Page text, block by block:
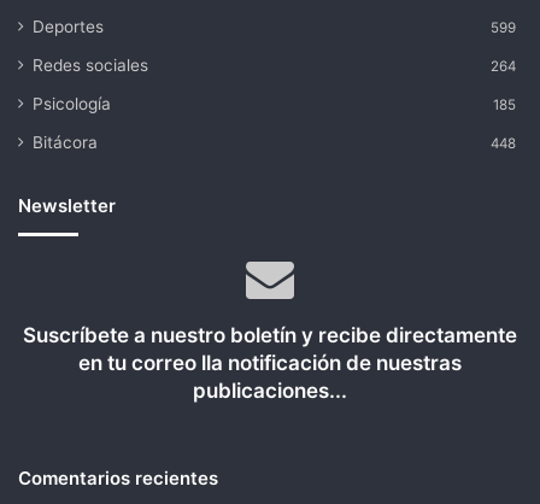
Deportes 599
Redes sociales 264
Psicología 185
Bitácora 448
Newsletter
Suscríbete a nuestro boletín y recibe directamente
en tu correo lla notificación de nuestras
publicaciones...
Comentarios recientes